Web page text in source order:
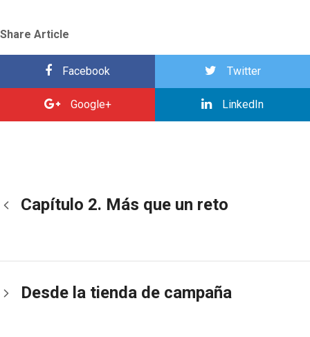
Share Article
Facebook Twitter
Google+ LinkedIn
Capítulo 2. Más que un reto
Desde la tienda de campaña